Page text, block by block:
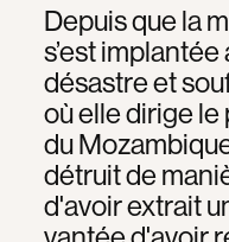
Depuis que la
s’est
désastre et
où elle dirige
du
détruit de
d'avoir extrait